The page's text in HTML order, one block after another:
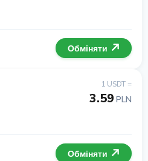
Обміняти
1 USDT =
3.59 PLN
Обміняти